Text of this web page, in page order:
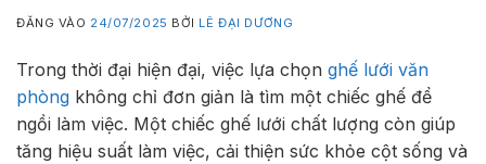
ĐĂNG VÀO 24/07/2025 BỞI LÊ ĐẠI DƯƠNG
Trong thời đại hiện đại, việc lựa chọn ghế lưới văn
phòng không chỉ đơn giản là tìm một chiếc ghế để
ngồi làm việc. Một chiếc ghế lưới chất lượng còn giúp
tăng hiệu suất làm việc, cải thiện sức khỏe cột sống và